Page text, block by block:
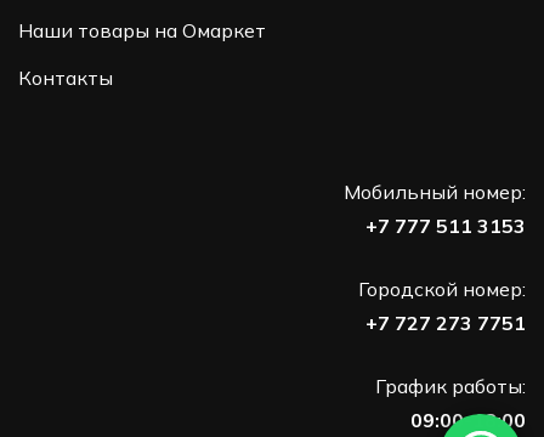
Наши товары на Омаркет
Контакты
Мобильный номер:
+7 777 511 3153
Городской номер:
+7 727 273 7751
График работы:
09:00-18:00